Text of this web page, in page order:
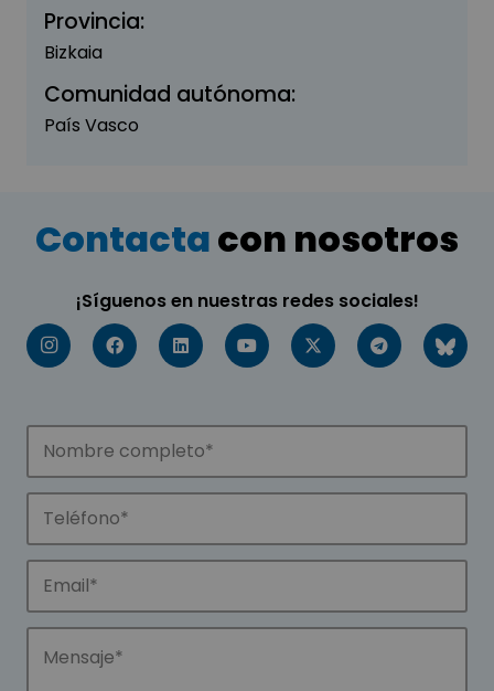
Provincia:
Bizkaia
Comunidad autónoma:
País Vasco
Contactacon nosotros
¡Síguenos en nuestras redes sociales!